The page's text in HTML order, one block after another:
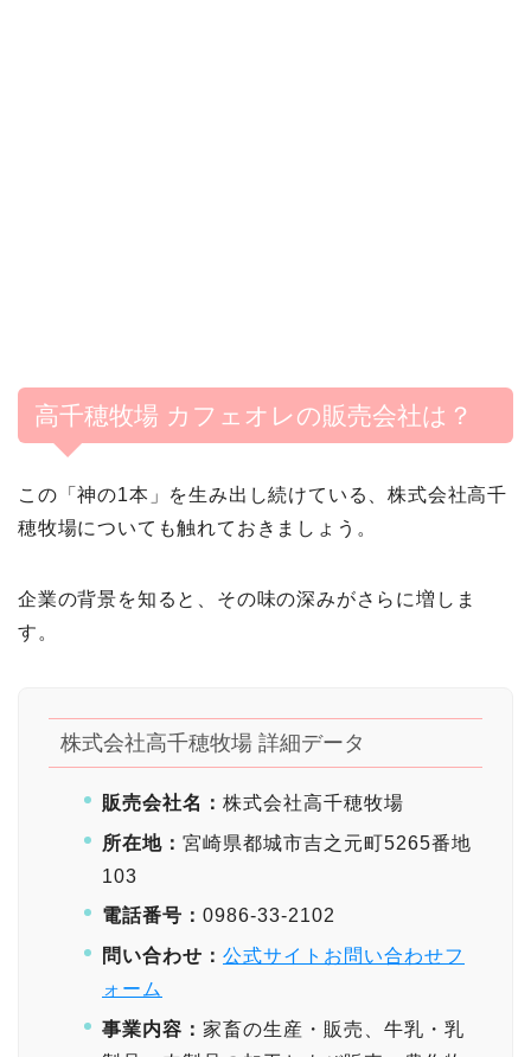
高千穂牧場 カフェオレの販売会社は？
この「神の1本」を生み出し続けている、株式会社高千
穂牧場についても触れておきましょう。
企業の背景を知ると、その味の深みがさらに増しま
す。
株式会社高千穂牧場 詳細データ
販売会社名： 株式会社高千穂牧場
所在地： 宮崎県都城市吉之元町5265番地
103
電話番号： 0986-33-2102
問い合わせ： 公式サイトお問い合わせフ
ォーム
事業内容： 家畜の生産・販売、牛乳・乳